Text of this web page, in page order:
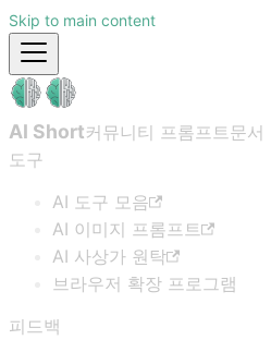
Skip to main content
AI Short커뮤니티 프롬프트문서
도구
AI 도구 모음
AI 이미지 프롬프트
AI 사상가 원탁
브라우저 확장 프로그램
피드백